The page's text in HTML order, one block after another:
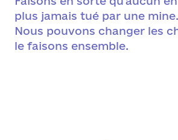
plus jamais tué par une mine.
Nous pouvons changer les
le faisons ensemble.